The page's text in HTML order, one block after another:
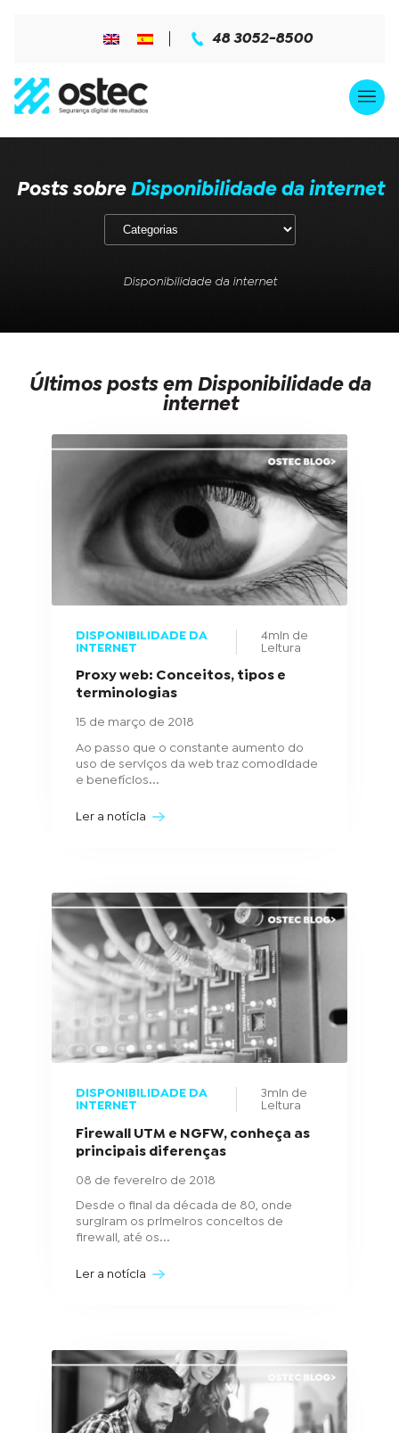
48 3052-8500
Posts sobre Disponibilidade da internet
Disponibilidade da internet
Últimos posts em Disponibilidade da
internet
DISPONIBILIDADE DA
INTERNET
4min de
Leitura
Proxy web: Conceitos, tipos e
terminologias
15 de março de 2018
Ao passo que o constante aumento do
uso de serviços da web traz comodidade
e benefícios...
Ler a notícia
DISPONIBILIDADE DA
INTERNET
3min de
Leitura
Firewall UTM e NGFW, conheça as
principais diferenças
08 de fevereiro de 2018
Desde o final da década de 80, onde
surgiram os primeiros conceitos de
firewall, até os...
Ler a notícia